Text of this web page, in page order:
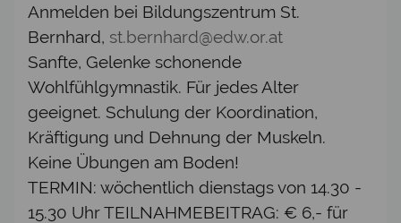
Anmelden bei Bildungszentrum St.
Bernhard, st.bernhard@edw.or.at
Sanfte, Gelenke schonende
Wohlfühlgymnastik. Für jedes Alter
geeignet. Schulung der Koordination,
Kräftigung und Dehnung der Muskeln.
Keine Übungen am Boden!
TERMIN: wöchentlich dienstags von 14.30 -
15.30 Uhr TEILNAHMEBEITRAG: € 6,- für